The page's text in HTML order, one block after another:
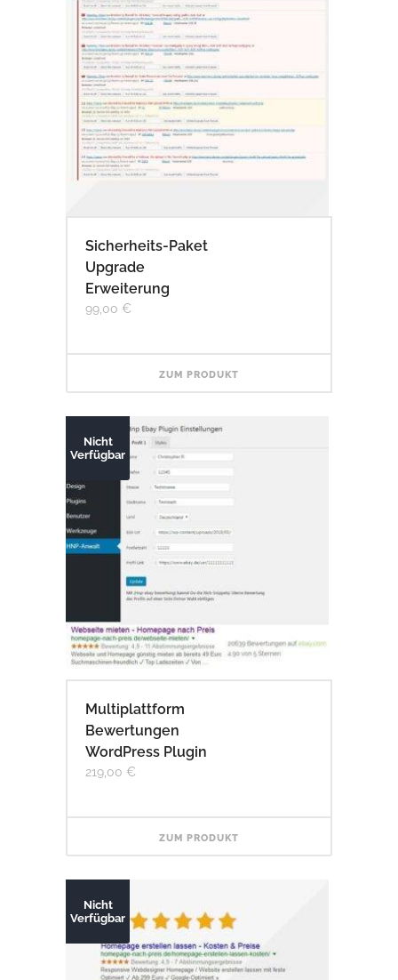
Sicherheits-Paket
Upgrade
Erweiterung
99,00 €
ZUM PRODUKT
Nicht
Verfügbar
Multiplattform
Bewertungen
WordPress Plugin
219,00 €
ZUM PRODUKT
Nicht
Verfügbar